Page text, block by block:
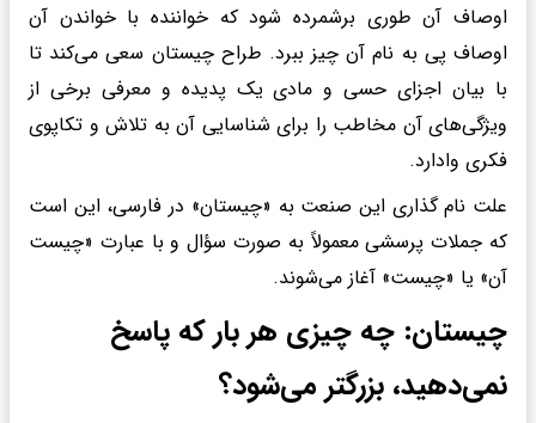
اوصاف آن طوری برشمرده شود که خواننده با خواندن آن
اوصاف پی به نام آن چیز ببرد. طراح چیستان سعی می‌کند تا
با بیان اجزای حسی و مادی یک پدیده و معرفی برخی از
ویژگی‌های آن مخاطب را برای شناسایی آن به تلاش و تکاپوی
فکری وادارد.
علت نام گذاری این صنعت به «چیستان» در فارسی، این است
که جملات پرسشی معمولاً به صورت سؤال و با عبارت «چیست
آن» یا «چیست» آغاز می‌شوند.
چیستان: چه چیزی هر بار که پاسخ
نمی‌دهید، بزرگتر می‌شود؟